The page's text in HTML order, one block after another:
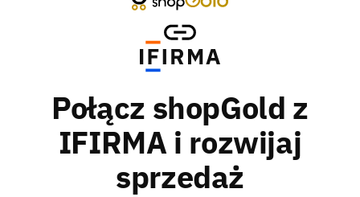
Połącz shopGold z
IFIRMA i rozwijaj
sprzedaż